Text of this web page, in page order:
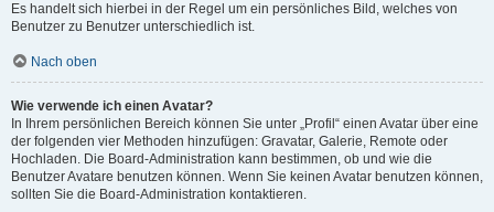
Es handelt sich hierbei in der Regel um ein persönliches Bild, welches von
Benutzer zu Benutzer unterschiedlich ist.
Nach oben
Wie verwende ich einen Avatar?
In Ihrem persönlichen Bereich können Sie unter „Profil“ einen Avatar über eine
der folgenden vier Methoden hinzufügen: Gravatar, Galerie, Remote oder
Hochladen. Die Board-Administration kann bestimmen, ob und wie die
Benutzer Avatare benutzen können. Wenn Sie keinen Avatar benutzen können,
sollten Sie die Board-Administration kontaktieren.